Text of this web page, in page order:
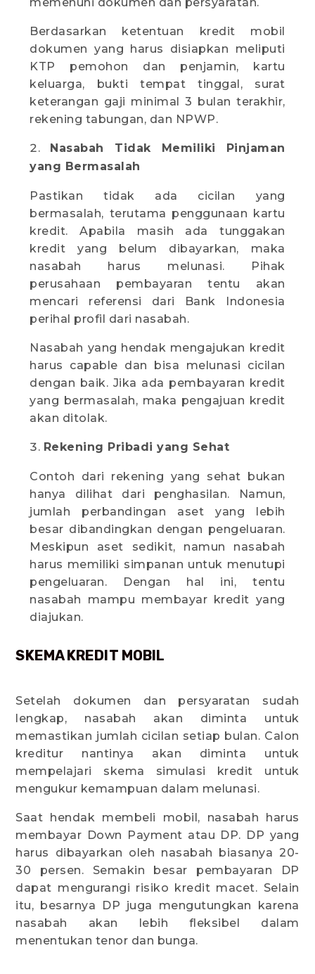
Berdasarkan ketentuan kredit mobil
dokumen yang harus disiapkan meliputi
KTP pemohon dan penjamin, kartu
keluarga, bukti tempat tinggal, surat
keterangan gaji minimal 3 bulan terakhir,
rekening tabungan, dan NPWP.
Nasabah Tidak Memiliki Pinjaman
yang Bermasalah
Pastikan tidak ada cicilan yang
bermasalah, terutama penggunaan kartu
kredit. Apabila masih ada tunggakan
kredit yang belum dibayarkan, maka
nasabah harus melunasi. Pihak
perusahaan pembayaran tentu akan
mencari referensi dari Bank Indonesia
perihal profil dari nasabah.
Nasabah yang hendak mengajukan kredit
harus capable dan bisa melunasi cicilan
dengan baik. Jika ada pembayaran kredit
yang bermasalah, maka pengajuan kredit
akan ditolak.
Rekening Pribadi yang Sehat
Contoh dari rekening yang sehat bukan
hanya dilihat dari penghasilan. Namun,
jumlah perbandingan aset yang lebih
besar dibandingkan dengan pengeluaran.
Meskipun aset sedikit, namun nasabah
harus memiliki simpanan untuk menutupi
pengeluaran. Dengan hal ini, tentu
nasabah mampu membayar kredit yang
diajukan.
SKEMA KREDIT MOBIL
Setelah dokumen dan persyaratan sudah
lengkap, nasabah akan diminta untuk
memastikan jumlah cicilan setiap bulan. Calon
kreditur nantinya akan diminta untuk
mempelajari skema simulasi kredit untuk
mengukur kemampuan dalam melunasi.
Saat hendak membeli mobil, nasabah harus
membayar Down Payment atau DP. DP yang
harus dibayarkan oleh nasabah biasanya 20-
30 persen. Semakin besar pembayaran DP
dapat mengurangi risiko kredit macet. Selain
itu, besarnya DP juga mengutungkan karena
nasabah akan lebih fleksibel dalam
menentukan tenor dan bunga.